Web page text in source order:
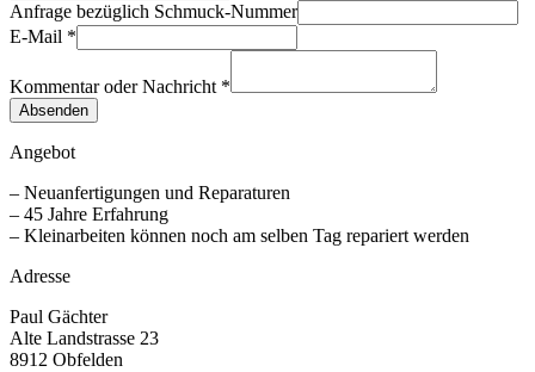
Anfrage bezüglich Schmuck-Nummer
E-Mail *
Kommentar oder Nachricht *
Absenden
Angebot
– Neuanfertigungen und Reparaturen
– 45 Jahre Erfahrung
– Kleinarbeiten können noch am selben Tag repariert werden
Adresse
Paul Gächter
Alte Landstrasse 23
8912 Obfelden